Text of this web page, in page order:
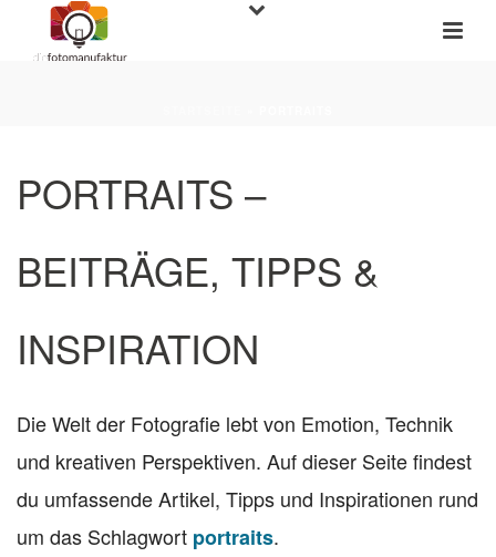
PORTRAITS –
BEITRÄGE, TIPPS &
INSPIRATION
Die Welt der Fotografie lebt von Emotion, Technik
und kreativen Perspektiven. Auf dieser Seite findest
du umfassende Artikel, Tipps und Inspirationen rund
um das Schlagwort portraits.